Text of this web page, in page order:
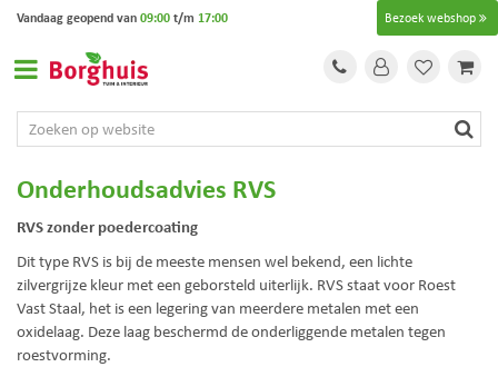
Bezoek webshop
Vandaag geopend van09:00t/m 17:00
Onderhoudsadvies RVS
RVS zonder poedercoating
Dit type RVS is bij de meeste mensen wel bekend, een lichte
zilvergrijze kleur met een geborsteld uiterlijk. RVS staat voor Roest
Vast Staal, het is een legering van meerdere metalen met een
oxidelaag. Deze laag beschermd de onderliggende metalen tegen
roestvorming.